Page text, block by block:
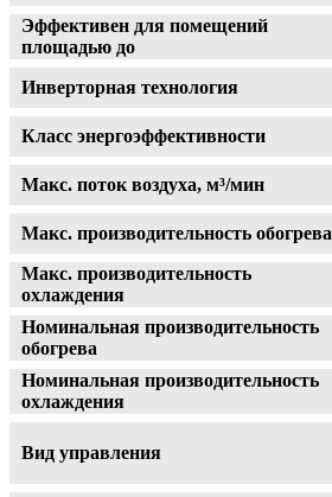
Эффективен для помещений
площадью до
Инверторная технология
Класс энергоэффективности
Макс. поток воздуха, м³/мин
Макс. производительность обогрева
Макс. производительность
охлаждения
Номинальная производительность
обогрева
Номинальная производительность
охлаждения
Вид управления